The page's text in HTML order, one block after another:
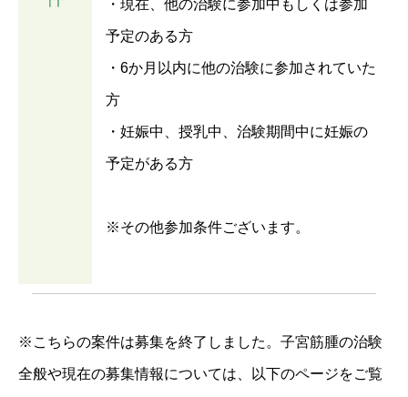
・現在、他の治験に参加中もしくは参加
予定のある方
・6か月以内に他の治験に参加されていた
方
・妊娠中、授乳中、治験期間中に妊娠の
予定がある方
※その他参加条件ございます。
※こちらの案件は募集を終了しました。子宮筋腫の治験
全般や現在の募集情報については、以下のページをご覧